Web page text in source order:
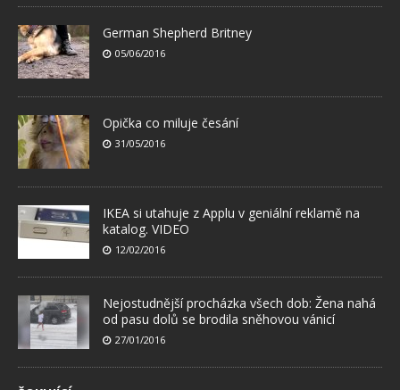
German Shepherd Britney
05/06/2016
Opička co miluje česání
31/05/2016
IKEA si utahuje z Applu v geniální reklamě na
katalog. VIDEO
12/02/2016
Nejostudnější procházka všech dob: Žena nahá
od pasu dolů se brodila sněhovou vánicí
27/01/2016